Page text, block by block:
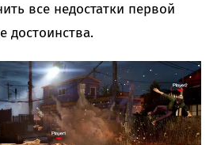
все недостатки первой
достоинства.